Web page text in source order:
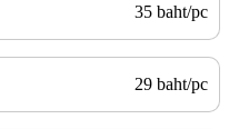
35 baht/pc
29 baht/pc